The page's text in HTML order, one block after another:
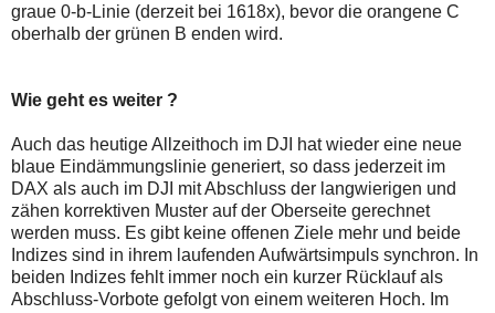
graue 0-b-Linie (derzeit bei 1618x), bevor die orangene C
oberhalb der grünen B enden wird.
Wie geht es weiter ?
Auch das heutige Allzeithoch im DJI hat wieder eine neue
blaue Eindämmungslinie generiert, so dass jederzeit im
DAX als auch im DJI mit Abschluss der langwierigen und
zähen korrektiven Muster auf der Oberseite gerechnet
werden muss. Es gibt keine offenen Ziele mehr und beide
Indizes sind in ihrem laufenden Aufwärtsimpuls synchron. In
beiden Indizes fehlt immer noch ein kurzer Rücklauf als
Abschluss-Vorbote gefolgt von einem weiteren Hoch. Im